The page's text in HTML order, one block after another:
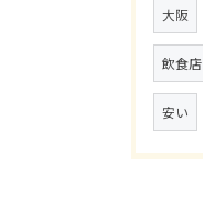
大阪
飲食店
安い